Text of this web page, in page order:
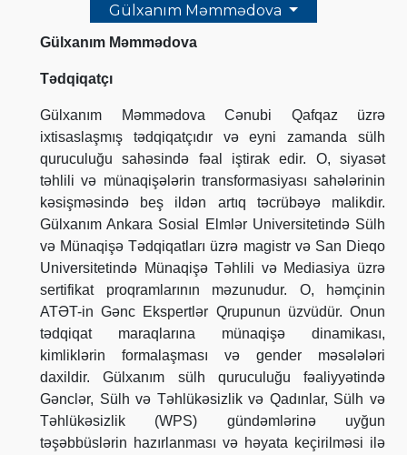
Gülxanım Məmmədova
Gülxanım Məmmədova
Tədqiqatçı
Gülxanım Məmmədova Cənubi Qafqaz üzrə
ixtisaslaşmış tədqiqatçıdır və eyni zamanda sülh
quruculuğu sahəsində fəal iştirak edir. O, siyasət
təhlili və münaqişələrin transformasiyası sahələrinin
kəsişməsində beş ildən artıq təcrübəyə malikdir.
Gülxanım Ankara Sosial Elmlər Universitetində Sülh
və Münaqişə Tədqiqatları üzrə magistr və San Dieqo
Universitetində Münaqişə Təhlili və Mediasiya üzrə
sertifikat proqramlarının məzunudur. O, həmçinin
ATƏT-in Gənc Ekspertlər Qrupunun üzvüdür. Onun
tədqiqat maraqlarına münaqişə dinamikası,
kimliklərin formalaşması və gender məsələləri
daxildir. Gülxanım sülh quruculuğu fəaliyyətində
Gənclər, Sülh və Təhlükəsizlik və Qadınlar, Sülh və
Təhlükəsizlik (WPS) gündəmlərinə uyğun
təşəbbüslərin hazırlanması və həyata keçirilməsi ilə